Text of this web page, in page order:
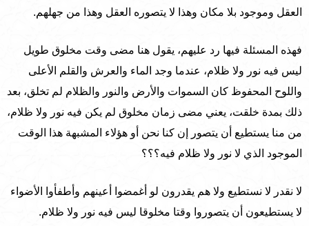
العقل وموجود بلا مكان وهذا لا يتصوره العقل وهذا من جهلهم.
فهذه المسئلة فيها رد عليهم، يقول هنا مضى وقت مخلوق طويل
ليس فيه نور ولا ظلام، عندما وجد الماء والعرش والقلم الأعلى
واللوح المحفوظ كان السموات والأرض والنور والظلام لم تخلق، بعد
ذلك بمدة خلقت، يعني مضى زمان مخلوق لم يكن فيه نور ولا ظلام،
من منا يستطيع أن يتصور إن كنا نحن أو هؤلاء المشبهة هذا الوقت
الموجود الذي لا نور ولا ظلام فيه؟؟؟
لا نقدر لا نستطيع ولا هم يقدرون لو أغمضوا أعينهم وأطفأوا الأضواء
لا يستطيعون أن يتصوروا وقتا مخلوقا ليس فيه نور ولا ظلام.